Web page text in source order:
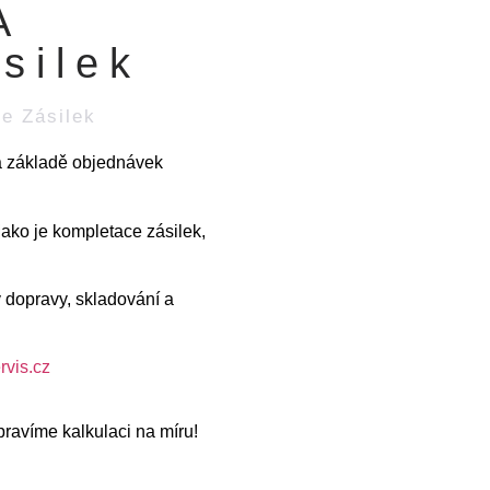
Zásilek
základě objednávek
je kompletace zásilek,
skladování a
kalkulaci na míru!